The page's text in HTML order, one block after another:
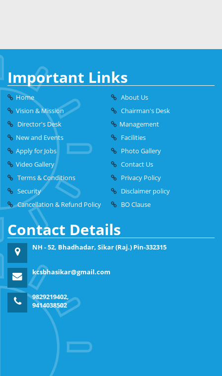
Important Links
Home
About Us
Vision & Mission
Chairman's Desk
Director's Desk
Management
New and Events
Facilities
Apply for Jobs
Photo Gallery
Video Gallery
Contact Us
Terms & Conditions
Privacy Policy
Security
Disclaimer policy
Cancellation & Refund Policy
BO Clause
Contact Details
NH - 52, Bhadhadar, Sikar (Raj.) Pin-332315
kcsbhasikar@gmail.com
9829219402,
9414038502